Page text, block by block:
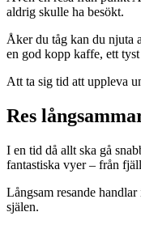
aldrig skulle ha besökt.
Åker du tåg kan du njuta
en god kopp kaffe, ett
Att ta sig tid att uppleva
Res
I en tid då allt ska gå
fantastiska vyer – från
Långsam resande
själen.